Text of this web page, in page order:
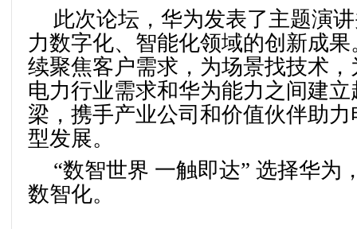
此次论坛，华为发表了主题演
力数字化、智能化领域的创新成
续聚焦客户需求，为场景找技术
电力行业需求和华为能力之间建
梁，携手产业公司和价值伙伴助
型发展。
“数智世界 一触即达” 选择华为
数智化。